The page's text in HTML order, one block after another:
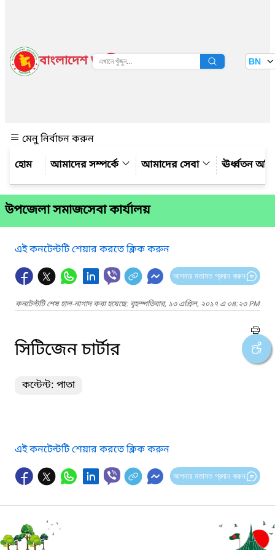
বাংলাদেশ জাতীয় তথ্য বাতায়ন BN
মেনু নির্বাচন করুন
আমাদের সম্পর্কে
আমাদের সেবা ঊর্ধ্বতন
উপজেলা সমাজসেবা কার্যালয়
এই কনটেন্টটি শেয়ার করতে ক্লিক করুন
আপনার মতামত প্রদান করুন
কনটেন্টটি শেষ হাল-নাগাদ করা হয়েছে: বৃহস্পতিবার, ১৩ এপ্রিল, ২০১৭ এ ০৪:২৩ PM
সিটিজেন চার্টার
কন্টেন্ট: পাতা
এই কনটেন্টটি শেয়ার করতে ক্লিক করুন
আপনার মতামত প্রদান করুন